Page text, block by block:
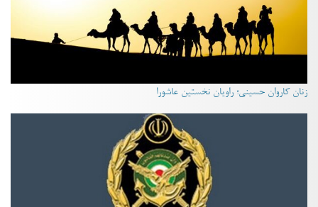
زنان کاروان حسینی؛ راویان نخستین عاشورا